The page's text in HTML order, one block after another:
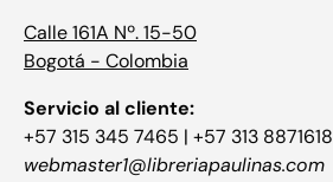
Calle 161A Nº. 15-50
Bogotá - Colombia
Servicio al cliente:
+57 315 345 7465 | +57 313 8871618
webmaster1@libreriapaulinas.com